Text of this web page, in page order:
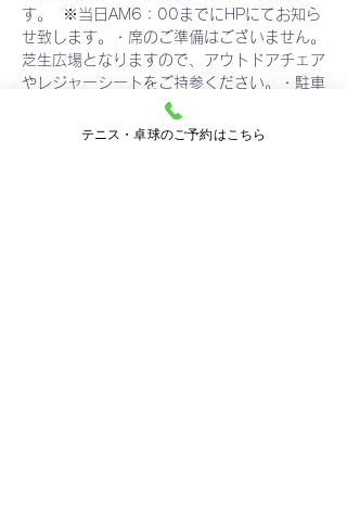
す。  ※当日AM6：00までにHPにてお知ら
せ致します。・席のご準備はございません。
芝生広場となりますので、アウトドアチェア
やレジャーシートをご持参ください。・駐車
場に関しましては、数に限りがございま
す。 ※満車時、路上駐車はご遠慮くださ
テニス・卓球のご予約はこちら